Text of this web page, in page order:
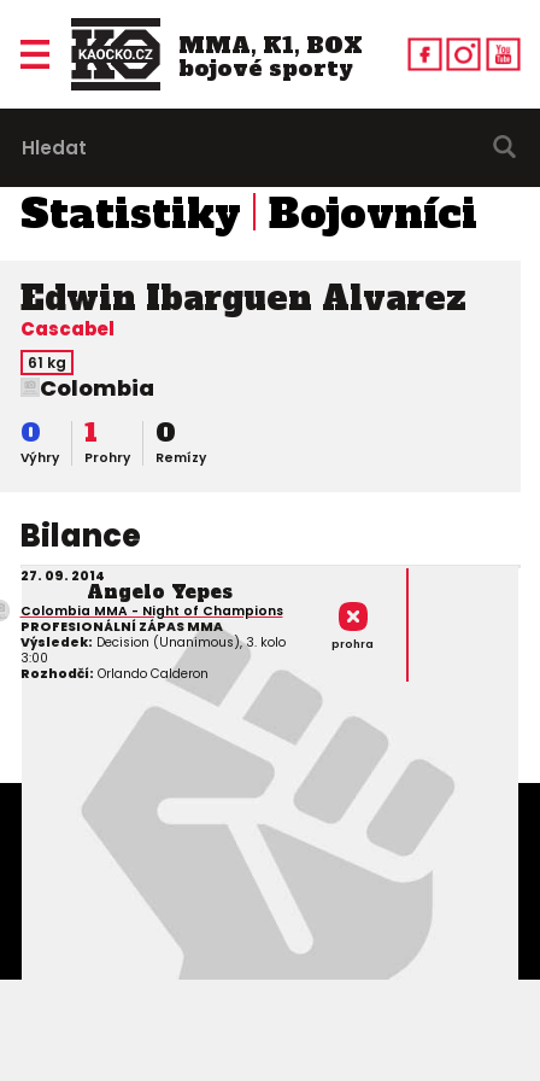
MMA, K1, BOX
bojové sporty
Statistiky Bojovníci
Edwin Ibarguen Alvarez
Cascabel
61 kg
Colombia
Výhry
0
Prohry
1
Remízy
0
Bilance
27. 09. 2014
Angelo Yepes
Colombia MMA - Night of Champions
PROFESIONÁLNÍ ZÁPAS MMA
Výsledek: Decision (Unanimous), 3. kolo
3:00
Rozhodčí: Orlando Calderon
prohra
Podmínky užití webového rozhraní
Souhlas s používáním osobních údajů
Statistiky
Kontakty